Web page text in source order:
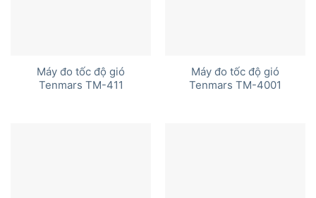
Máy đo tốc độ gió
Tenmars TM-411
Máy đo tốc độ gió
Tenmars TM-4001